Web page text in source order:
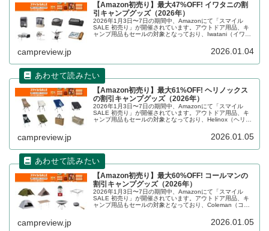
【Amazon初売り】最大47%OFF! イワタニの割
引キャンプグッズ（2026年）
2026年1月3日〜7日の期間中、Amazonにて「スマイル
SALE 初売り」が開催されています。アウトドア用品、キ
ャンプ用品もセールの対象となっており、Iwatani（イワタ
campreview.jp 2026.01.04
【Amazon初売り】最大61%OFF! ヘリノックス
の割引キャンプグッズ（2026年）
2026年1月3日〜7日の期間中、Amazonにて「スマイル
SALE 初売り」が開催されています。アウトドア用品、キ
ャンプ用品もセールの対象となっており、Helinox（ヘリノ
campreview.jp 2026.01.05
【Amazon初売り】最大60%OFF! コールマンの
割引キャンプグッズ（2026年）
2026年1月3日〜7日の期間中、Amazonにて「スマイル
SALE 初売り」が開催されています。アウトドア用品、キ
ャンプ用品もセールの対象となっており、Coleman（コー
campreview.jp 2026.01.05